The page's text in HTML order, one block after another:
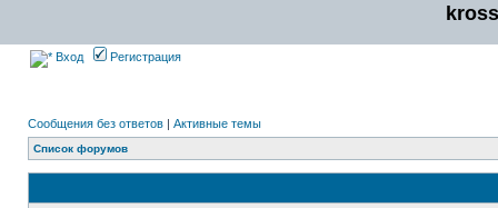
Вход Регистрация
Сообщения без ответов | Активные темы
Список форумов